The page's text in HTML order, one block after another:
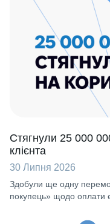
Стягнули 25 000
клієнта
30 Липня 2026
Здобули ще одну
покупець» щодо оплати